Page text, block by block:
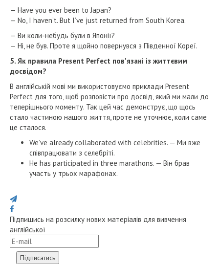
— Have you ever been to Japan?
— No, I haven’t. But I’ve just returned from South Korea.
— Ви коли-небудь були в Японії?
— Ні, не був. Проте я щойно повернувся з Південної Кореї.
5. Як правила Present Perfect пов'язані із життєвим
досвідом?
В англійській мові ми використовуємо приклади Present
Perfect для того, щоб розповісти про досвід, який ми мали до
теперішнього моменту. Так цей час демонструє, що щось
стало частиною нашого життя, проте не уточнює, коли саме
це сталося.
We’ve already collaborated with celebrities. — Ми вже
співпрацювати з селебріті.
He has participated in three marathons. — Він брав
участь у трьох марафонах.
Підпишись на розсилку нових матеріалів для вивчення
англійської